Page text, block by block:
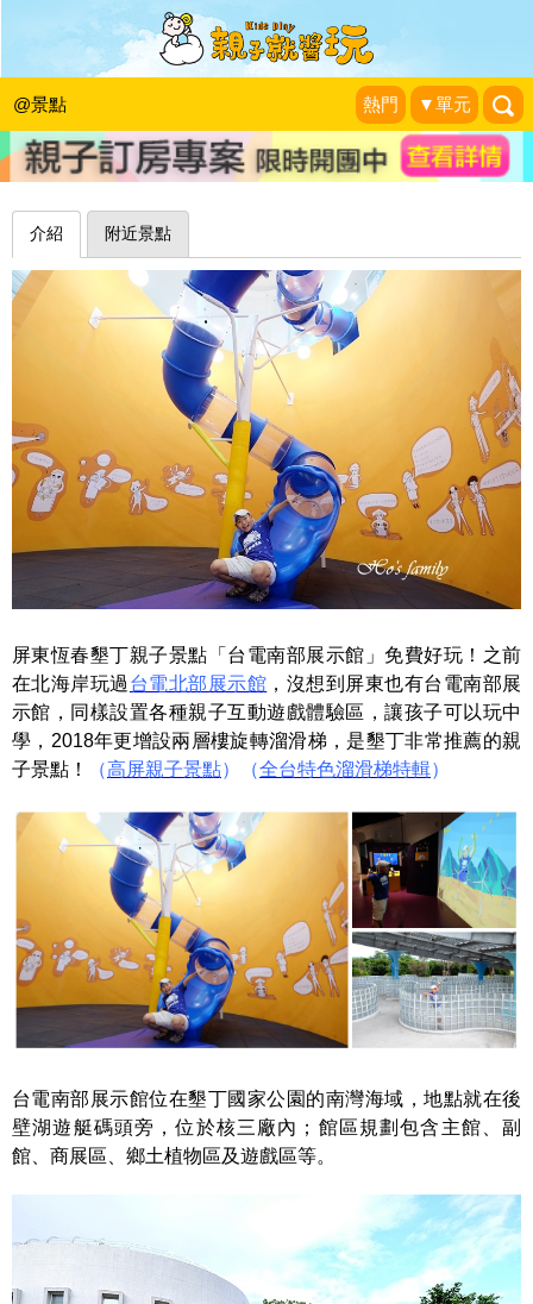
@景點 熱門 ▼單元
互動遊戲玩中學，室內兩層樓溜滑梯無
料又好玩～屏東台電南部展示館
1＋1＝3 玩學樂生活|2018-12-17
介紹 附近景點
屏東恆春墾丁親子景點「台電南部展示館」免費好玩！之前
在北海岸玩過 台電北部展示館 ，沒想到屏東也有台電南部展
示館，同樣設置各種親子互動遊戲體驗區，讓孩子可以玩中
學，2018年更增設兩層樓旋轉溜滑梯，是墾丁非常推薦的親
子景點！
（高屏親子景點）（全台特色溜滑梯特輯）
台電南部展示館位在墾丁國家公園的南灣海域，地點就在後
壁湖遊艇碼頭旁，位於核三廠內；館區規劃包含主館、副
館、商展區、鄉土植物區及遊戲區等。